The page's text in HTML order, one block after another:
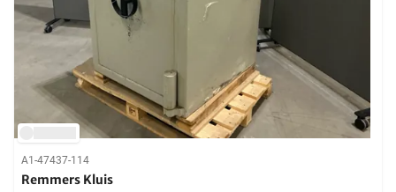
A1-47437-114
Remmers Kluis